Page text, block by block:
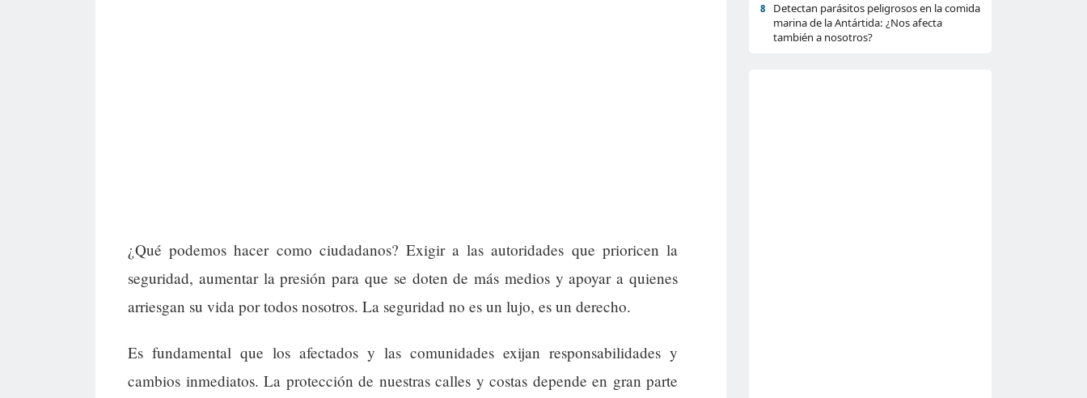
¿Qué podemos hacer como ciudadanos? Exigir a las autoridades que prioricen la
seguridad, aumentar la presión para que se doten de más medios y apoyar a quienes
arriesgan su vida por todos nosotros. La seguridad no es un lujo, es un derecho.
Es fundamental que los afectados y las comunidades exijan responsabilidades y
cambios inmediatos. La protección de nuestras calles y costas depende en gran parte
8
Detectan parásitos peligrosos en la comida
marina de la Antártida: ¿Nos afecta
también a nosotros?